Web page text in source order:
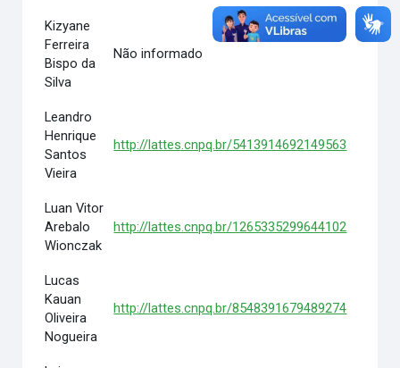
Kizyane
Ferreira
Bispo da
Silva
Não informado
Leandro
Henrique
Santos
Vieira
http://lattes.cnpq.br/5413914692149563
Luan Vitor
Arebalo
Wionczak
http://lattes.cnpq.br/1265335299644102
Lucas
Kauan
Oliveira
Nogueira
http://lattes.cnpq.br/8548391679489274